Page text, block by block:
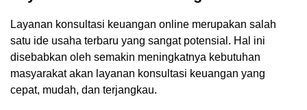
Layanan konsultasi keuangan online merupakan salah
satu ide usaha terbaru yang sangat potensial. Hal ini
disebabkan oleh semakin meningkatnya kebutuhan
masyarakat akan layanan konsultasi keuangan yang
cepat, mudah, dan terjangkau.